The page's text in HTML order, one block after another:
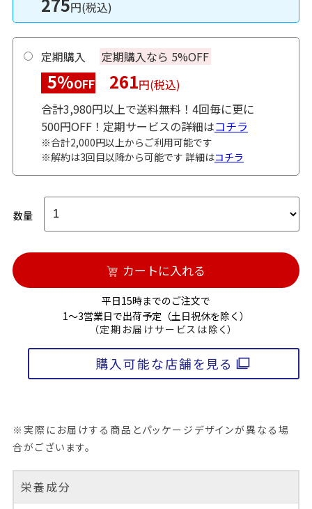
円(税込)
定期購入 定期購入なら 5%OFF
5%OFF 261円(税込)
合計3,980円以上で送料無料！4回毎に更に
500円OFF！定期サービスの詳細はコチラ
※合計2,000円以上からご利用可能です
※解約は3回目以降から可能です 詳細はコチラ
数量
カートに入れる
平日15時までのご注文で
1～3営業日で出荷予定（土日祝休を除く）
（定期お届けサービスは除く）
購入可能な店舗を見る
※実際にお届けする商品とパッケージデザインが異なる場
合がございます。
栄養成分